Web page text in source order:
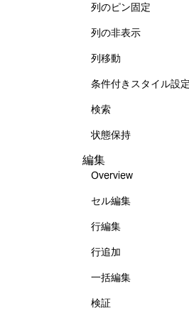
列のピン固定
列の非表示
列移動
条件付きスタイル設定
検索
状態保持
編集
Overview
セル編集
行編集
行追加
一括編集
検証